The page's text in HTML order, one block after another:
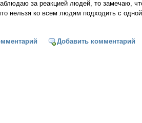
за реакцией людей, то замечаю,
нельзя ко всем людям подходить с
Андерсен Добавить комментарий